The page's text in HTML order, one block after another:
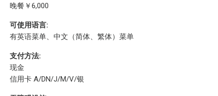
晚餐￥6,000
可使用语言:
有英语菜单、中文（简体、繁体）菜单
支付方法:
现金
信用卡 A/DN/J/M/V/银